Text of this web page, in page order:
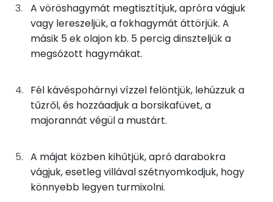
6g fokhagyma
8 kcal
1gmajoranna
1g mustár
1 kcal
0gborsikafű
0 kcal
100g margarin
717 kcal
40gnapraforgó olaj
Foszfor
Kálcium
Magnézium
TOP vitaminok
Kolin:
C vitamin:
A vöröshagymát megtisztítjuk, apróra vágjuk
vagy lereszeljük, a fokhagymát áttörjük. A
másik 5 ek olajon kb. 5 percig dinszteljük a
megsózott hagymákat.
Fél kávéspohárnyi vízzel felöntjük, lehúzzuk a
tűzről, és hozzáadjuk a borsikafüvet, a
majorannát végül a mustárt.
A májat közben kihűtjük, apró darabokra
vágjuk, esetleg villával szétnyomkodjuk, hogy
könnyebb legyen turmixolni.